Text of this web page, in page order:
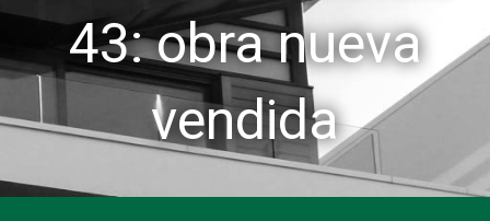
43: obra nueva
vendida